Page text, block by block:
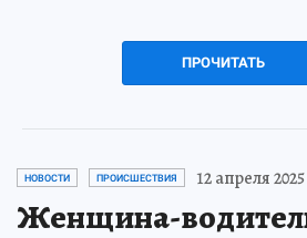
ПРОЧИТАТЬ
НОВОСТИ ПРОИСШЕСТВИЯ 12 апреля 2025
Женщина-